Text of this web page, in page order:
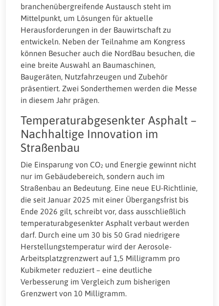
branchenübergreifende Austausch steht im
Mittelpunkt, um Lösungen für aktuelle
Herausforderungen in der Bauwirtschaft zu
entwickeln. Neben der Teilnahme am Kongress
können Besucher auch die NordBau besuchen, die
eine breite Auswahl an Baumaschinen,
Baugeräten, Nutzfahrzeugen und Zubehör
präsentiert. Zwei Sonderthemen werden die Messe
in diesem Jahr prägen.
Temperaturabgesenkter Asphalt –
Nachhaltige Innovation im
Straßenbau
Die Einsparung von CO₂ und Energie gewinnt nicht
nur im Gebäudebereich, sondern auch im
Straßenbau an Bedeutung. Eine neue EU-Richtlinie,
die seit Januar 2025 mit einer Übergangsfrist bis
Ende 2026 gilt, schreibt vor, dass ausschließlich
temperaturabgesenkter Asphalt verbaut werden
darf. Durch eine um 30 bis 50 Grad niedrigere
Herstellungstemperatur wird der Aerosole-
Arbeitsplatzgrenzwert auf 1,5 Milligramm pro
Kubikmeter reduziert – eine deutliche
Verbesserung im Vergleich zum bisherigen
Grenzwert von 10 Milligramm.